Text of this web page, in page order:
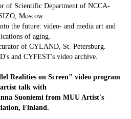
of Scientific Department of NCCA-
Moscow.
the future: video- and media art and
of aging.
of CYLAND, St. Petersburg.
and CYFEST's video archive.
Realities on Screen" video program
talk with
Suoniemi from MUU Artist's
Finland.